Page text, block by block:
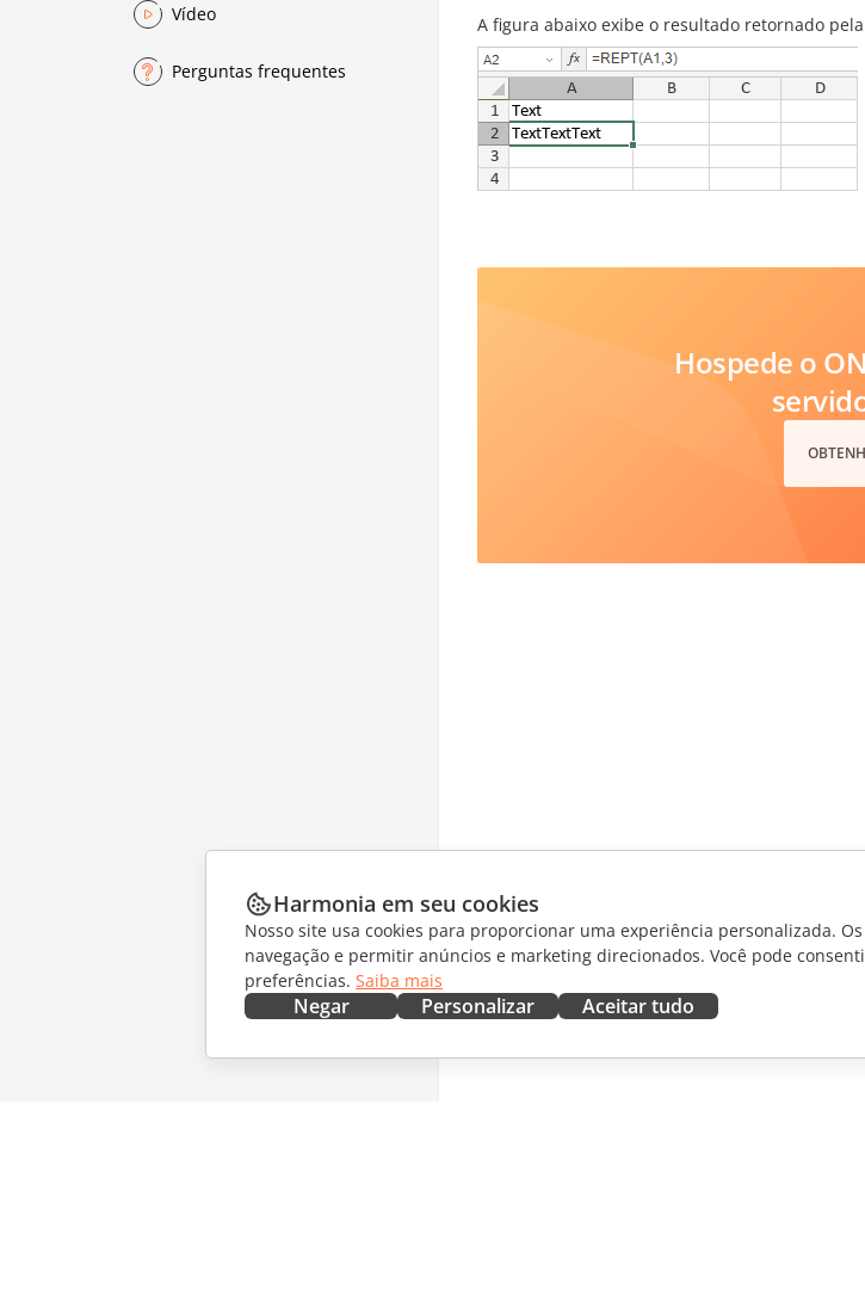
Vídeo
Perguntas frequentes
A figura abaixo exibe o resultado retornado
Hospede o
Harmonia em seu cookies
Nosso site usa cookies para proporcionar uma experiência personalizada.
navegação e permitir anúncios e marketing direcionados. Você pode
preferências. Saiba mais
Negar Personalizar Aceitar tudo